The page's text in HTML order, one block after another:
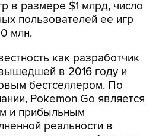
млн.
как разработчик
бестселлером. По
Pokemon Go является
и прибыльным
реальности в
в том, чтобы гулять
и искать покемонов.